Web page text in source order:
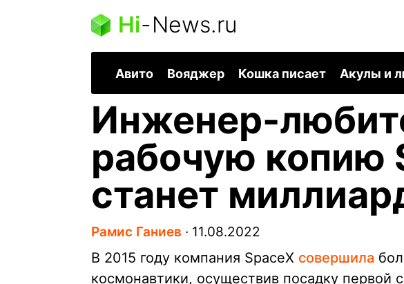
Hi-News.ru
Авито Вояджер Кошка писает Акулы и
Инженер-
рабочую копию
станет
Рамис Ганиев ∙ 11.08.2022
В 2015 году компания SpaceX совершила
космонавтики, осуществив посадку первой